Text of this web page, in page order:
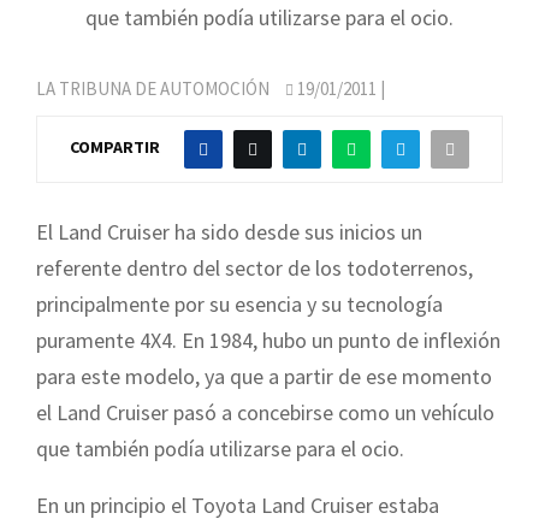
que también podía utilizarse para el ocio.
LA TRIBUNA DE AUTOMOCIÓN 19/01/2011 |
COMPARTIR
El Land Cruiser ha sido desde sus inicios un
referente dentro del sector de los todoterrenos,
principalmente por su esencia y su tecnología
puramente 4X4. En 1984, hubo un punto de inflexión
para este modelo, ya que a partir de ese momento
el Land Cruiser pasó a concebirse como un vehículo
que también podía utilizarse para el ocio.
En un principio el Toyota Land Cruiser estaba